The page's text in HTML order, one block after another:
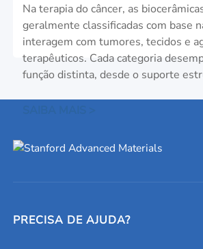
Na terapia do câncer, as
geralmente classificadas com base
interagem com tumores, tecidos e
terapêuticos. Cada categoria
função distinta, desde o suporte
PRECISA DE AJUDA?